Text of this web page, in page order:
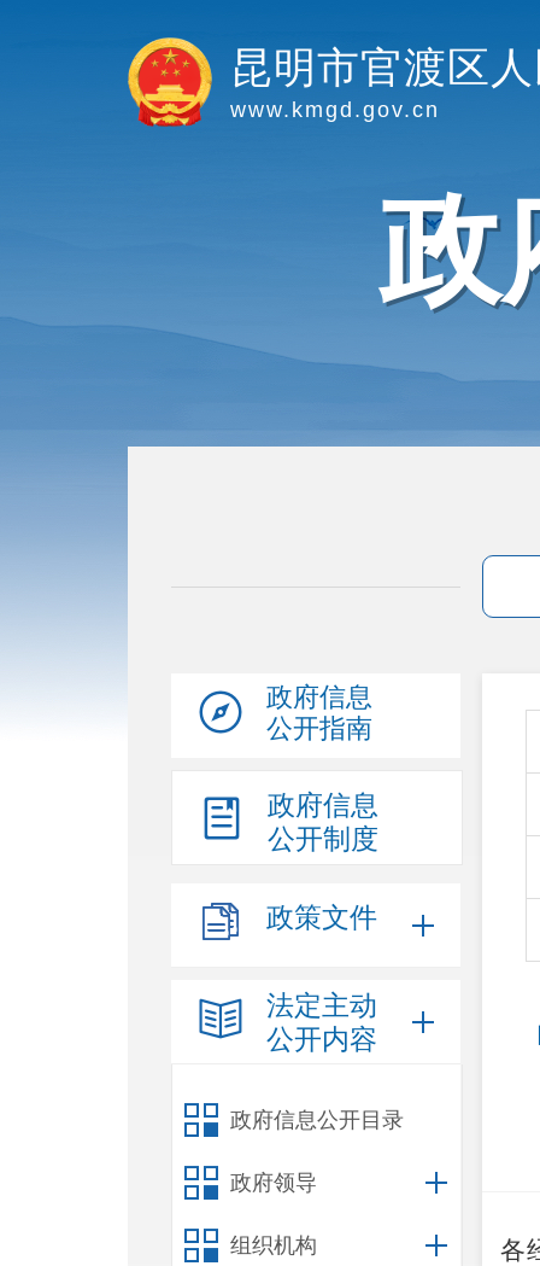
昆明市官渡区
www.kmgd.gov.cn
政
政府信息
公开指南
政府信息
公开制度
政策文件
法定主动
公开内容
政府信息公开目录
政府领导
组织机构 各